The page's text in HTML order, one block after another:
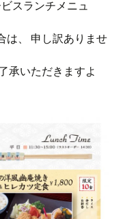
スランチメニュ
は、 申し訳ありませ
承いただきますよ